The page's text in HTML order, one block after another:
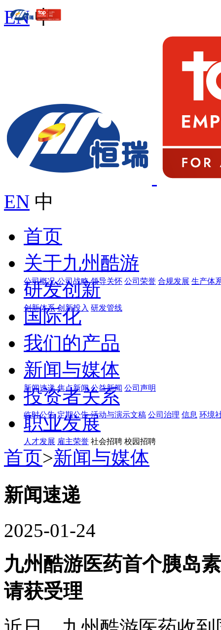
EN 中
EN 中
首页
关于九州酷游
公司概况 公司战略 领导关怀 公司荣誉 合规发展 生产体
研发创新
创新体系 创新投入 研发管线
国际化
我们的产品
新闻与媒体
新闻速递 焦点新闻 公益新闻 公司声明
投资者关系
临时公告 定期公告 活动与演示文稿 公司治理 信息 环境
职业发展
人才发展 雇主荣誉 社会招聘 校园招聘
首页>新闻与媒体
新闻速递
2025-01-24
九州酷游医药首个胰岛
请获受理